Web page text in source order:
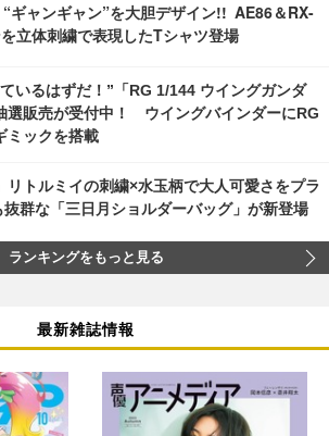
“ギャンギャン”を大胆デザイン!! AE86＆RX-
立体刺繍で表現したTシャツ登場
いるはずだ！”「RG 1/144 ウイングガンダ
選販売が受付中！ ウイングバインダーにRG
ミックを搭載
リトルミイの刺繍×水玉柄で大人可愛さをプラ
抜群な「三日月ショルダーバッグ」が新登場
ランキングをもっと見る
最新雑誌情報